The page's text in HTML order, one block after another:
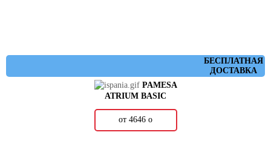
БЕСПЛАТНАЯ
ДОСТАВКА
PAMESA
ATRIUM BASIC
от 4646 о